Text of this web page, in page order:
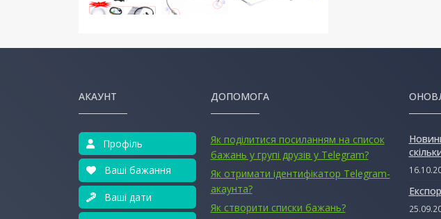
АКАУНТ
Профіль
Ваші бажання
Ваші дати
ДОПОМОГА
Як поділитися посиланням на список
бажань у групі друзів у Telegram?
Як отримати ідентифікатор Telegram-
акаунта?
Як створити списки бажань?